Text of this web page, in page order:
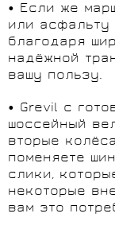
• Если же
или асфальту
благодаря
надёжной
вашу пользу.
• Grevil с
шоссейный
вторые
поменяете
слики,
некоторые
вам это